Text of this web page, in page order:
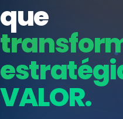
protege
negócio.
Consultoria, auditoria e
ISO 27701, ISO 42001,
Índices de Mercado
Mudanças Climáticas
Reputação e Cadeia
Reporte Regulatório